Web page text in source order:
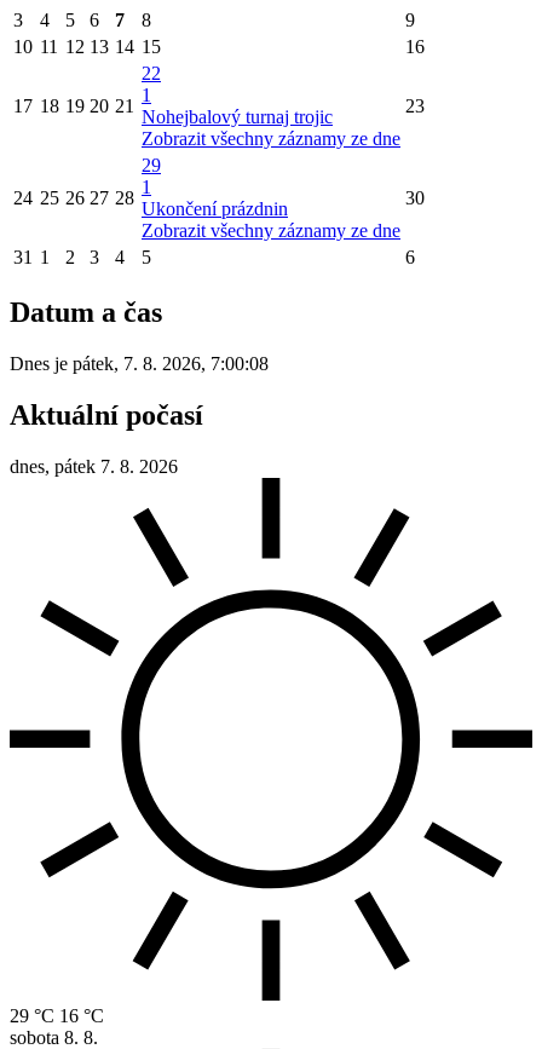
3
4 5 6 7 8
9
10 11 12 13 14 15 16
17 18 19 20 21
22
1
Nohejbalový turnaj trojic
Zobrazit všechny záznamy ze dne
23
24 25 26 27 28
29
1
Ukončení prázdnin
Zobrazit všechny záznamy ze dne
30
31 1 2 3 4 5 6
Datum a čas
Dnes je pátek, 7. 8. 2026, 7:00:08
Aktuální počasí
dnes, pátek 7. 8. 2026
29 °C 16 °C
sobota 8. 8.